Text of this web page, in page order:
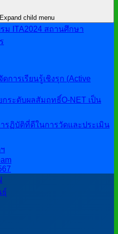
Expand child menu
รม ITA2024 สถานศึกษา
การเรียนรู้เชิงรุก (Active
กระดับผลสัมฤทธิ์O-NET เป็น
รฏิบัติที่ดีในการวัดและประเมิน